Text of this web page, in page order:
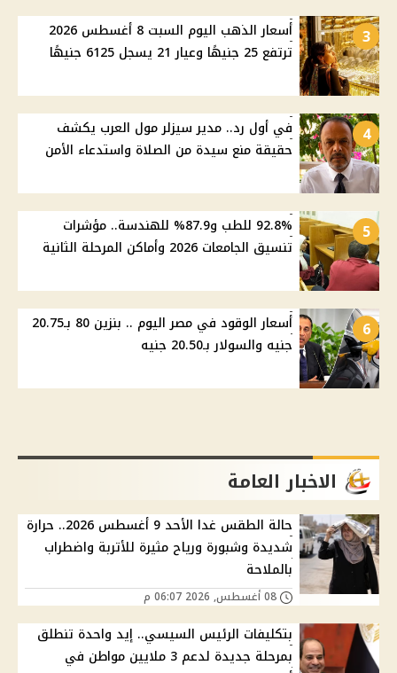
3
أسعار الذهب اليوم السبت 8 أغسطس 2026
ترتفع 25 جنيهًا وعيار 21 يسجل 6125 جنيهًا
4
في أول رد.. مدير سيزلر مول العرب يكشف
حقيقة منع سيدة من الصلاة واستدعاء الأمن
5
92.8% للطب و87.9% للهندسة.. مؤشرات
تنسيق الجامعات 2026 وأماكن المرحلة الثانية
6
أسعار الوقود في مصر اليوم .. بنزين 80 بـ20.75
جنيه والسولار بـ20.50 جنيه
الاخبار العامة
حالة الطقس غدا الأحد 9 أغسطس 2026.. حرارة
شديدة وشبورة ورياح مثيرة للأتربة واضطراب
بالملاحة
بتكليفات الرئيس السيسي.. إيد واحدة تنطلق
بمرحلة جديدة لدعم 3 ملايين مواطن في